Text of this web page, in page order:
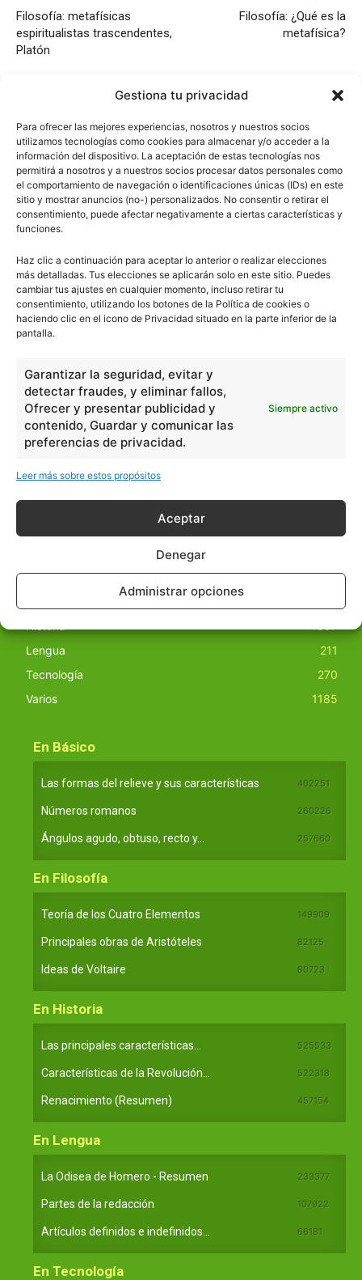
Gestiona tu privacidad
Para ofrecer las mejores experiencias, nosotros y nuestros socios
utilizamos tecnologías como cookies para almacenar y/o acceder a la
información del dispositivo. La aceptación de estas tecnologías nos
permitirá a nosotros y a nuestros socios procesar datos personales como
el comportamiento de navegación o identificaciones únicas (IDs) en este
sitio y mostrar anuncios (no-) personalizados. No consentir o retirar el
consentimiento, puede afectar negativamente a ciertas características y
funciones.
Haz clic a continuación para aceptar lo anterior o realizar elecciones
más detalladas. Tus elecciones se aplicarán solo en este sitio. Puedes
cambiar tus ajustes en cualquier momento, incluso retirar tu
consentimiento, utilizando los botones de la Política de cookies o
haciendo clic en el icono de Privacidad situado en la parte inferior de la
pantalla.
Garantizar la seguridad, evitar y
detectar fraudes, y eliminar fallos,
Ofrecer y presentar publicidad y
contenido, Guardar y comunicar las
preferencias de privacidad.
Siempre activo
Leer más sobre estos propósitos
Aceptar
Denegar
Administrar opciones
Filosofía: metafísicas
espiritualistas trascendentes,
Platón
Filosofía: ¿Qué es la
metafísica?
Escuelapedia
escuelapedia
licencia de uso libre. El usuario puede reproducir y hacer
obras derivadas de todos los contenidos disponibles en
nuestro sitio. Este sitio usa cookies de terceros. Lea más
información aquí.
Ciencias
2072
Lengua
211
Tecnología
270
Varios
1185
En Básico
Las formas del relieve y sus características 402251
Números romanos 260226
Ángulos agudo, obtuso, recto y... 257660
En Filosofía
Teoría de los Cuatro Elementos 149909
Principales obras de Aristóteles 82125
Ideas de Voltaire 80723
En Historia
Las principales características... 525533
Características de la Revolución... 522318
Renacimiento (Resumen) 457154
En Lengua
La Odisea de Homero - Resumen 233377
Partes de la redacción 107922
Artículos definidos e indefinidos... 66181
En Tecnología